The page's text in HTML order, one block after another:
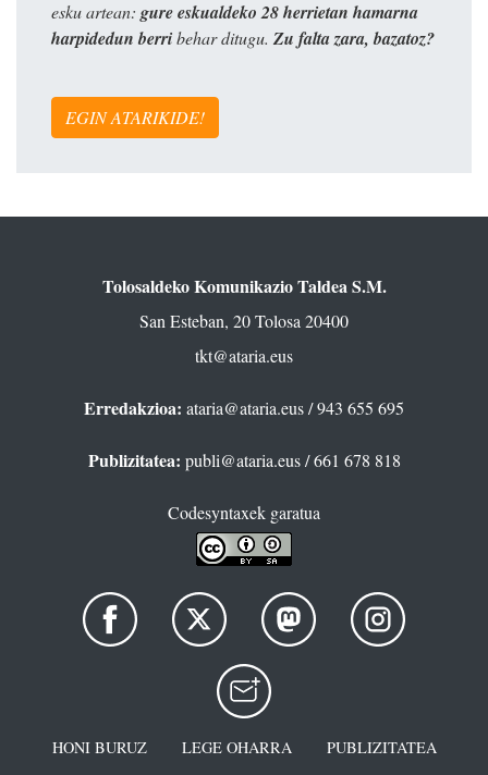
esku artean: gure eskualdeko 28 herrietan hamarna
harpidedun berribehar ditugu. Zu falta zara, bazatoz?
EGIN ATARIKIDE!
Tolosaldeko Komunikazio Taldea S.M.
San Esteban, 20 Tolosa 20400
tkt@ataria.eus
Erredakzioa: ataria@ataria.eus/ 943 655 695
Publizitatea: publi@ataria.eus/ 661 678 818
Codesyntaxek garatua
HONI BURUZ LEGE OHARRA
PUBLIZITATEA